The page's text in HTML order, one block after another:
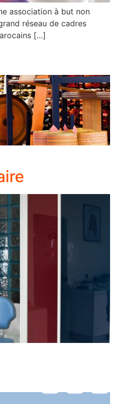
association à but non
réseau de cadres
[…]